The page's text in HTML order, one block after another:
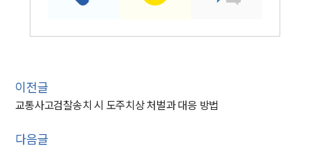
이전글
교통사고검찰송치 시 도주치상 처벌과 대응 방법
다음글